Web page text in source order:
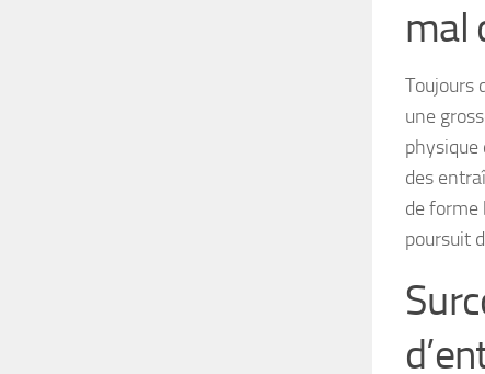
mal
Toujours
une
physique
des
de forme
poursuit